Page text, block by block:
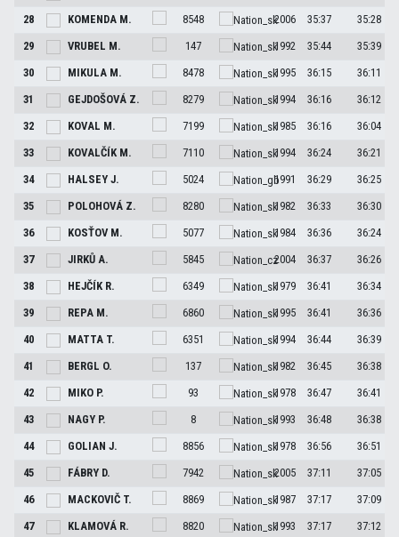
28
KOMENDA M. 8548 2006 35:37
35:28
29
VRUBEL M. 147 1992 35:44
35:39
30
MIKULA M. 8478 1995 36:15
36:11
31
GEJDOŠOVÁ Z. 8279 1994 36:16
36:12
32
KOVAL M. 7199 1985 36:16
36:04
33
KOVALČÍK M. 7110 1994 36:24
36:21
34
HALSEY J. 5024 1991 36:29
36:25
35
POLOHOVÁ Z. 8280 1982 36:33
36:30
36
KOSŤOV M. 5077 1984 36:36
36:24
37
JIRKŮ A. 5845 2004 36:37
36:26
38
HEJČÍK R. 6349 1979 36:41
36:34
39
REPA M. 6860 1995 36:41
36:36
40
MATTA T. 6351 1994 36:44
36:39
41
BERGL O. 137 1982 36:45
36:38
42
MIKO P. 93 1978 36:47
36:41
43
NAGY P. 8 1993 36:48
36:38
44
GOLIAN J. 8856 1978 36:56
36:51
45
FÁBRY D. 7942 2005 37:11
37:05
46
MACKOVIČ T. 8869 1987 37:17
37:09
47
KLAMOVÁ R. 8820 1993 37:17 37:12